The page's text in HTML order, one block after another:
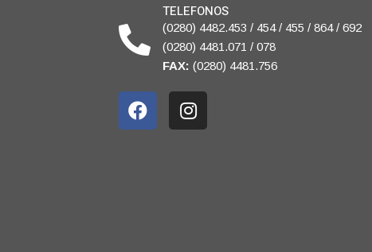
TELEFONOS
(0280) 4482.453 / 454 / 455 / 864 / 692
(0280) 4481.071 / 078
FAX: (0280) 4481.756